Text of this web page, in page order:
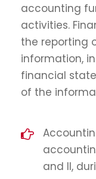
accounting
activities.
the reporting
information,
financial
of the
and II,